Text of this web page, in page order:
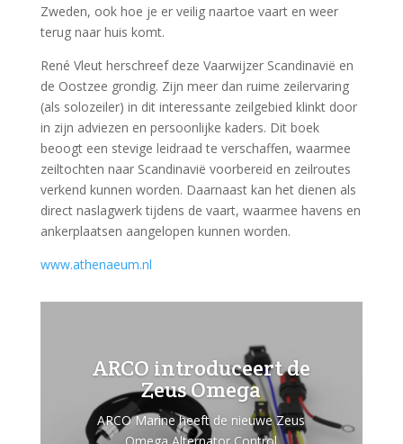
Zweden, ook hoe je er veilig naartoe vaart en weer
terug naar huis komt.
René Vleut herschreef deze Vaarwijzer Scandinavië en
de Oostzee grondig. Zijn meer dan ruime zeilervaring
(als solozeiler) in dit interessante zeilgebied klinkt door
in zijn adviezen en persoonlijke kaders. Dit boek
beoogt een stevige leidraad te verschaffen, waarmee
zeiltochten naar Scandinavië voorbereid en zeilroutes
verkend kunnen worden. Daarnaast kan het dienen als
direct naslagwerk tijdens de vaart, waarmee havens en
ankerplaatsen aangelopen kunnen worden.
www.athenaeum.nl
ARCO introduceert de
Zeus Omega
ARCO Marine heeft de nieuwe Zeus